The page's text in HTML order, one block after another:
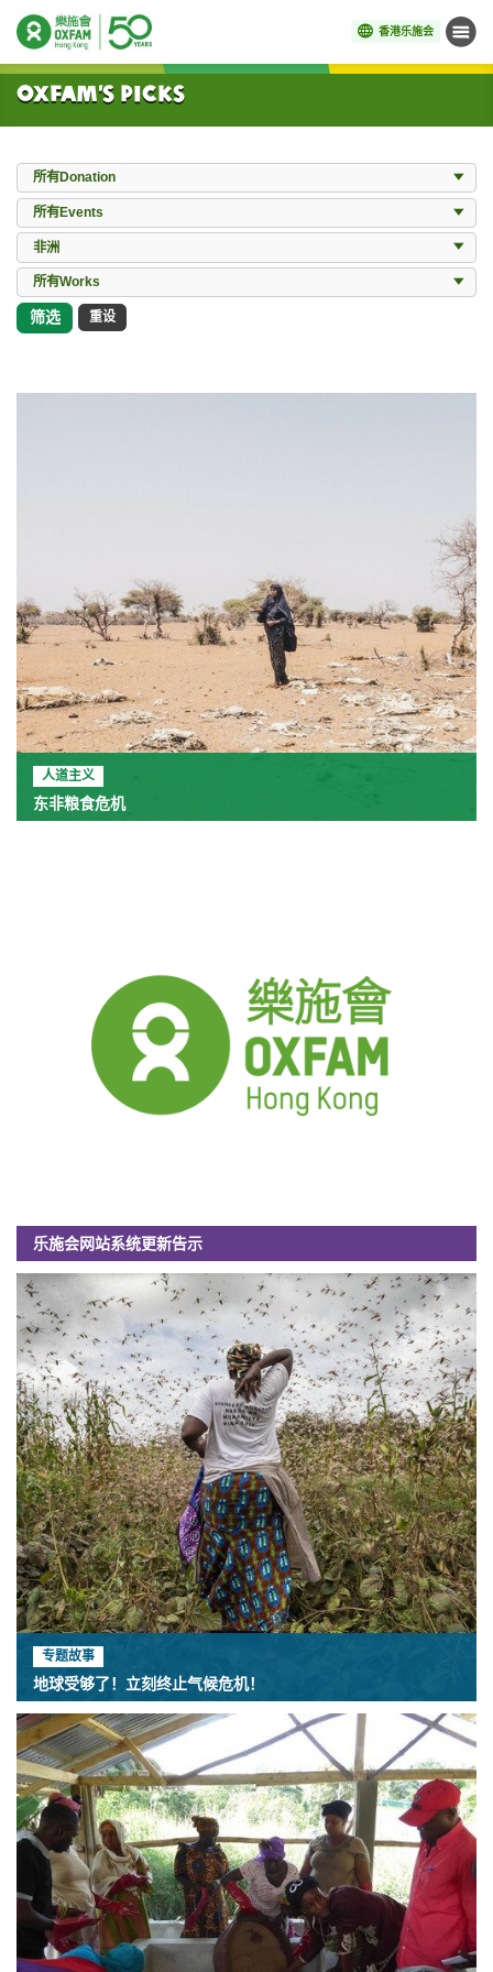
香港乐施会 菜单
开始主要内容
Oxfam’s Picks
Donation
所有Donation
Events
所有Events
Locations
非洲
所有Works
所有Works
筛选 重设
人道主义
东非粮食危机
乐施会网站系统更新告示
专题故事
地球受够了！立刻终止气候危机！